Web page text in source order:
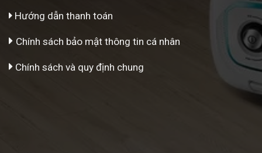
Hướng dẫn thanh toán
Chính sách bảo mật thông tin cá nhân
Chính sách và quy định chung